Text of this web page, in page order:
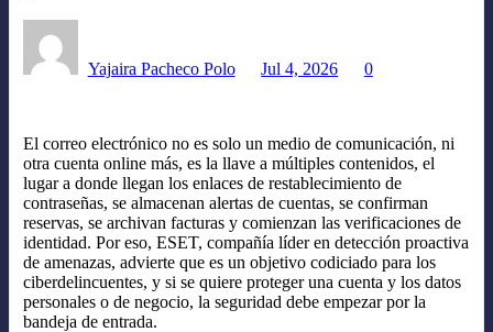
Yajaira Pacheco Polo Jul 4, 2026 0
El correo electrónico no es solo un medio de comunicación, ni
otra cuenta online más, es la llave a múltiples contenidos, el
lugar a donde llegan los enlaces de restablecimiento de
contraseñas, se almacenan alertas de cuentas, se confirman
reservas, se archivan facturas y comienzan las verificaciones de
identidad. Por eso, ESET, compañía líder en detección proactiva
de amenazas, advierte que es un objetivo codiciado para los
ciberdelincuentes, y si se quiere proteger una cuenta y los datos
personales o de negocio, la seguridad debe empezar por la
bandeja de entrada.